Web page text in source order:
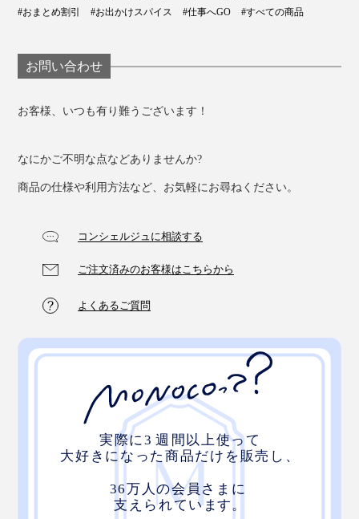
#おまとめ割引
#お出かけスパイス #仕事へGO #すべての商品
お問い合わせ
お客様、いつも有り難うございます！
なにかご不明な点などありませんか?
商品の仕様や利用方法など、お気軽にお尋ねください。
コンシェルジュに相談する
ご注文済みのお客様はこちらから
よくあるご質問